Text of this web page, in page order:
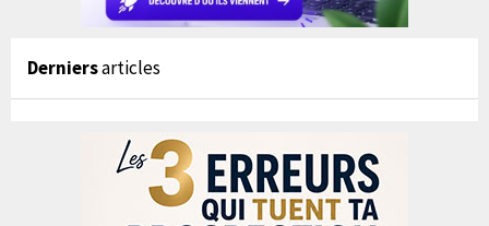
Derniersarticles